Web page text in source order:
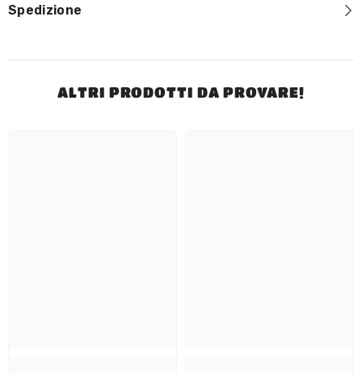
Spedizione
ALTRI PRODOTTI DA PROVARE!